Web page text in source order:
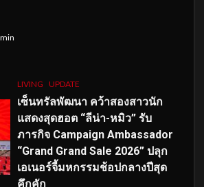
LIVING UPDATE
เซ็นทรัลพัฒนา คว้าสองสาวนัก
แสดงสุดฮอต “ลีน่า-หมิว” รับ
ภารกิจ Campaign Ambassador
“Grand Grand Sale 2026” ปลุก
เอเนอร์จี้มหกรรมช้อปกลางปีสุด
คึกคัก